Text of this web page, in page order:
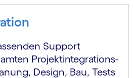
Support
Projekt­integrations­
Design, Bau, Tests